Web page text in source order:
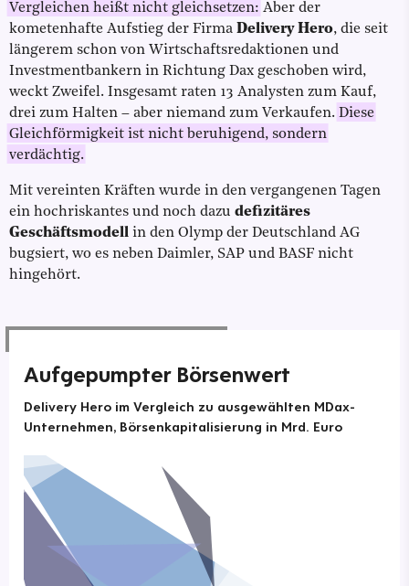
Vergleichen heißt nicht gleichsetzen: Aber der
kometenhafte Aufstieg der Firma Delivery Hero, die seit
längerem schon von Wirtschaftsredaktionen und
Investmentbankern in Richtung Dax geschoben wird,
weckt Zweifel. Insgesamt raten 13 Analysten zum Kauf,
drei zum Halten – aber niemand zum Verkaufen. Diese
Gleichförmigkeit ist nicht beruhigend, sondern
verdächtig.
Mit vereinten Kräften wurde in den vergangenen Tagen
ein hochriskantes und noch dazu defizitäres
Geschäftsmodell in den Olymp der Deutschland AG
bugsiert, wo es neben Daimler, SAP und BASF nicht
hingehört.
Aufgepumpter Börsenwert
Delivery Hero im Vergleich zu ausgewählten MDax-
Unternehmen, Börsenkapitalisierung in Mrd. Euro